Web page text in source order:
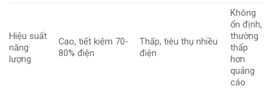
Hiệu suất
năng
lượng
Cao, tiết kiệm 70-
80% điện
Thấp, tiêu thụ nhiều
điện
Không
ổn định,
thường
thấp
hơn
quảng
cáo